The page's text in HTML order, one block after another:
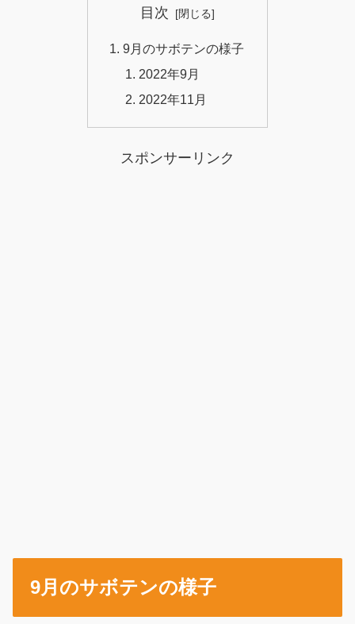
目次
9月のサボテンの様子
2022年9月
2022年11月
スポンサーリンク
9月のサボテンの様子